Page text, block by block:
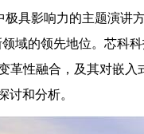
具影响力的主题演讲
域的领先地位。芯科
性融合，及其对嵌入
讨和分析。